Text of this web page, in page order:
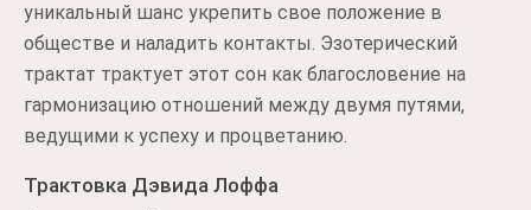
уникальный шанс укрепить свое положение в
обществе и наладить контакты. Эзотерический
трактат трактует этот сон как благословение на
гармонизацию отношений между двумя путями,
ведущими к успеху и процветанию.
Трактовка Дэвида Лоффа